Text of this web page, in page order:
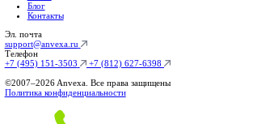
Индивидуальный тариф под ваш объем
25 часов на задачи
2000Р/ час
от50 000₽ /мес